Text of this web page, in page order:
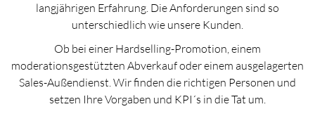
langjährigen Erfahrung. Die Anforderungen sind so
unterschiedlich wie unsere Kunden.
Ob bei einer Hardselling-Promotion, einem
moderationsgestützten Abverkauf oder einem ausgelagerten
Sales-Außendienst. Wir finden die richtigen Personen und
setzen Ihre Vorgaben und KPI´s in die Tat um.